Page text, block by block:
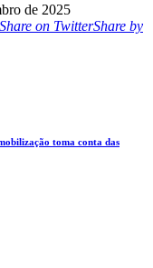
de 2025
Share on TwitterShare by
toma conta das